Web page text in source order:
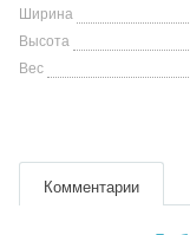
Ширина
Высота
Вес
Комментарии